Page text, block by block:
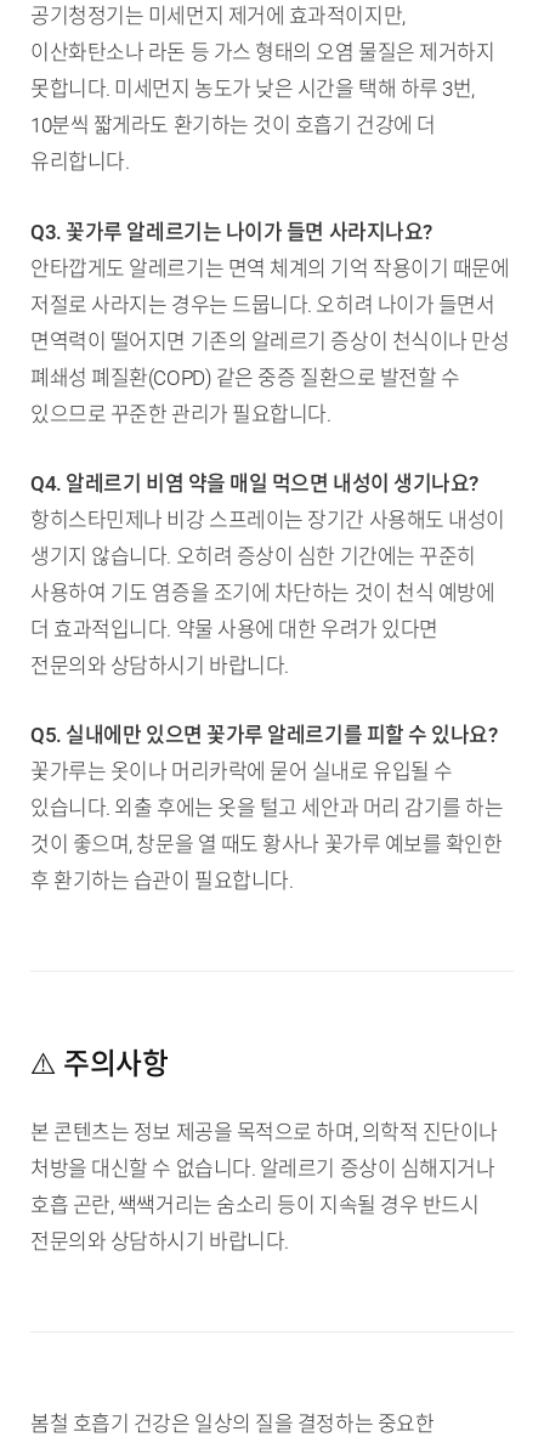
공기청정기는 미세먼지 제거에 효과적이지만,
이산화탄소나 라돈 등 가스 형태의 오염 물질은 제거하지
못합니다. 미세먼지 농도가 낮은 시간을 택해 하루 3번,
10분씩 짧게라도 환기하는 것이 호흡기 건강에 더
유리합니다.
Q3. 꽃가루 알레르기는 나이가 들면 사라지나요?
안타깝게도 알레르기는 면역 체계의 기억 작용이기 때문에
저절로 사라지는 경우는 드뭅니다. 오히려 나이가 들면서
면역력이 떨어지면 기존의 알레르기 증상이 천식이나 만성
폐쇄성 폐질환(COPD) 같은 중증 질환으로 발전할 수
있으므로 꾸준한 관리가 필요합니다.
Q4. 알레르기 비염 약을 매일 먹으면 내성이 생기나요?
항히스타민제나 비강 스프레이는 장기간 사용해도 내성이
생기지 않습니다. 오히려 증상이 심한 기간에는 꾸준히
사용하여 기도 염증을 조기에 차단하는 것이 천식 예방에
더 효과적입니다. 약물 사용에 대한 우려가 있다면
전문의와 상담하시기 바랍니다.
Q5. 실내에만 있으면 꽃가루 알레르기를 피할 수 있나요?
꽃가루는 옷이나 머리카락에 묻어 실내로 유입될 수
있습니다. 외출 후에는 옷을 털고 세안과 머리 감기를 하는
것이 좋으며, 창문을 열 때도 황사나 꽃가루 예보를 확인한
후 환기하는 습관이 필요합니다.
⚠️ 주의사항
본 콘텐츠는 정보 제공을 목적으로 하며, 의학적 진단이나
처방을 대신할 수 없습니다. 알레르기 증상이 심해지거나
호흡 곤란, 쌕쌕거리는 숨소리 등이 지속될 경우 반드시
전문의와 상담하시기 바랍니다.
봄철 호흡기 건강은 일상의 질을 결정하는 중요한